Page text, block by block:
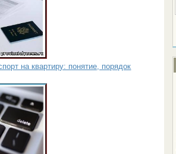
на квартиру: понятие, порядок